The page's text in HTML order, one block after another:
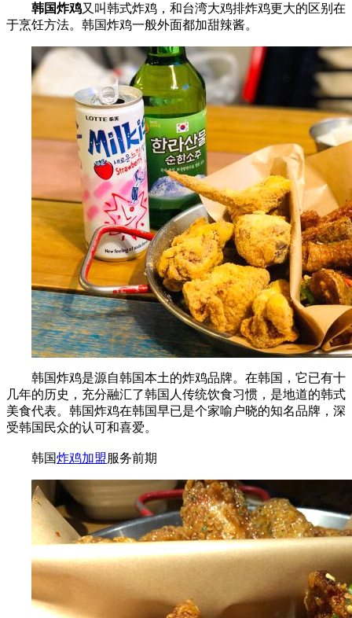
韩国炸鸡又叫韩式炸鸡，和台湾大鸡排炸鸡更大的区别在
于烹饪方法。韩国炸鸡一般外面都加甜辣酱。
韩国炸鸡是源自韩国本土的炸鸡品牌。在韩国，它已有十
几年的历史，充分融汇了韩国人传统饮食习惯，是地道的韩式
美食代表。韩国炸鸡在韩国早已是个家喻户晓的知名品牌，深
受韩国民众的认可和喜爱。
韩国炸鸡加盟服务前期